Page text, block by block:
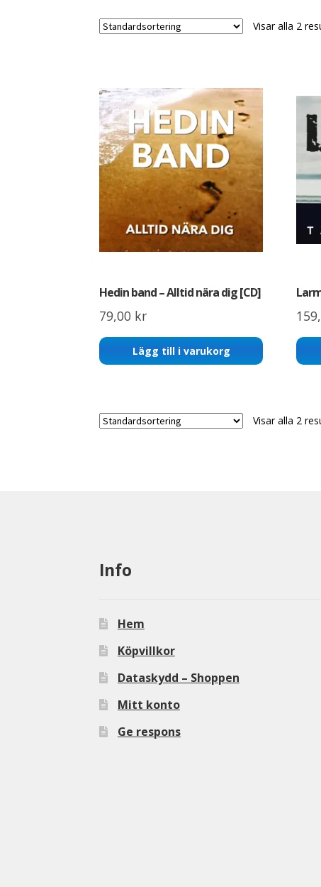
Visar alla 2
Hedin band – Alltid nära dig [CD]
79,00 kr
Lägg till i varukorg
Visar alla 2
Info
Hem
Köpvillkor
Dataskydd – Shoppen
Mitt konto
Ge respons